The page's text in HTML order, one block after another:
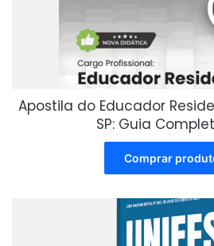
Apostila do Educador
SP: Guia
Comprar